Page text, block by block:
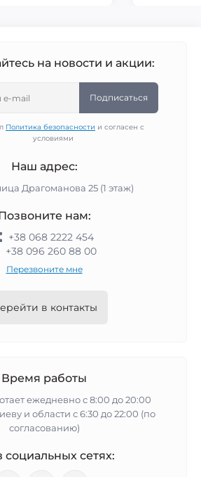
на новости и акции:
Подписаться
Политика безопасности и согласен с
условиями
Наш адрес:
Драгоманова 25 (1 этаж)
нам:
+38 068 2222 454
+38 096 260 88 00
Перезвоните мне
в контакты
Время работы
ежедневно с 8:00 до 20:00
и области с 6:30 до 22:00 (по
согласованию)
сетях: